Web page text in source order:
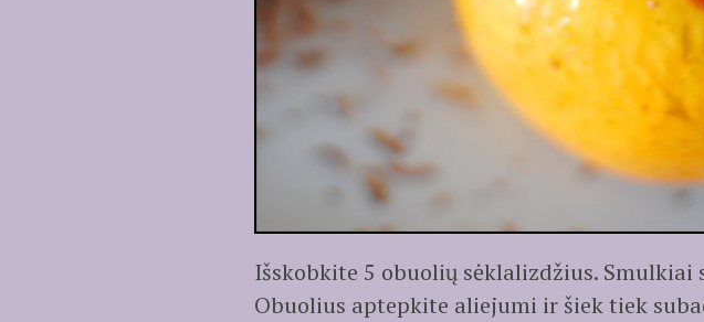
Išskobkite 5 obuolių sėklalizdžius.
Obuolius aptepkite aliejumi ir šiek tiek